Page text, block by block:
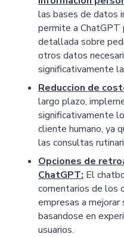
las bases de datos
permite a ChatGPT
detallada sobre
otros datos
significativamente
Reduccion de
largo plazo,
significativamente
cliente humano, ya
las consultas
Opciones de
ChatGPT: El
comentarios de los
empresas a
basandose en
usuarios.